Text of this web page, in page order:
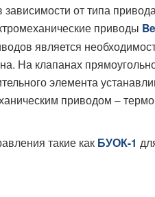
от типа
приводы
является
На клапанах
элемента
приводом –
такие как БУОК-1